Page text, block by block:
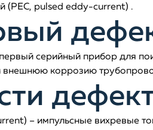
(PEC, pulsed eddy-current) .
серийный прибор для
внешнюю коррозию
– импульсные вихревые